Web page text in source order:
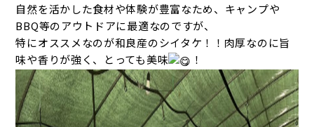
自然を活かした食材や体験が豊富なため、キャンプや
BBQ等のアウトドアに最適なのですが、
特にオススメなのが和良産のシイタケ！！肉厚なのに旨
味や香りが強く、とっても美味
！